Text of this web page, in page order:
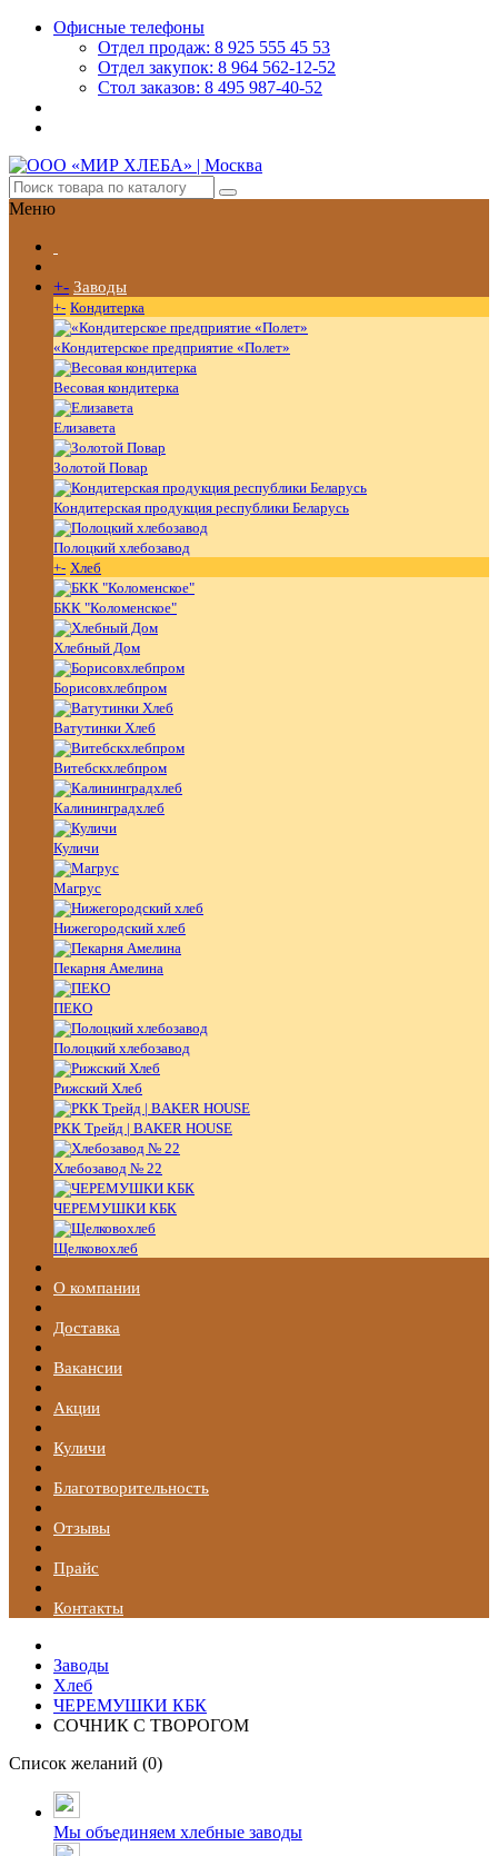
Офисные телефоны
Отдел продаж: 8 925 555 45 53
Отдел закупок: 8 964 562-12-52
Стол заказов: 8 495 987-40-52
Меню
+- Заводы
+- Кондитерка
«Кондитерское предприятие «Полет»
Весовая кондитерка
Елизавета
Золотой Повар
Кондитерская продукция республики Беларусь
Полоцкий хлебозавод
+- Хлеб
БКК "Коломенское"
Хлебный Дом
Борисовхлебпром
Ватутинки Хлеб
Витебскхлебпром
Калининградхлеб
Куличи
Магрус
Нижегородский хлеб
Пекарня Амелина
ПЕКО
Полоцкий хлебозавод
Рижский Хлеб
РКК Трейд | BAKER HOUSE
Хлебозавод № 22
ЧЕРЕМУШКИ КБК
Щелковохлеб
О компании
Доставка
Вакансии
Акции
Куличи
Благотворительность
Отзывы
Прайс
Контакты
Заводы
Хлеб
ЧЕРЕМУШКИ КБК
СОЧНИК С ТВОРОГОМ
Список желаний (0)
Мы объединяем хлебные заводы